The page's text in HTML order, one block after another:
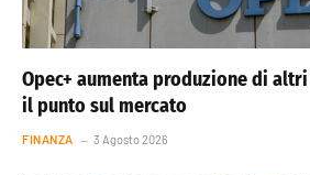
Opec+ aumenta produzione di
il punto sul mercato
FINANZA 3 Agosto 2026